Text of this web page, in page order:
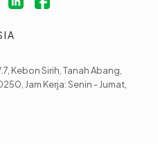
Kebon Sirih, Tanah Abang,
Jam Kerja: Senin - Jumat,